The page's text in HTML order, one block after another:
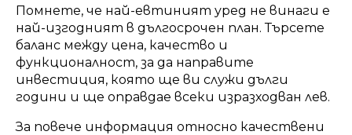
Помнете, че най-евтиният уред не винаги е
най-изгодният в дългосрочен план. Търсете
баланс между цена, качество и
функционалност, за да направите
инвестиция, която ще ви служи дълги
години и ще оправдае всеки изразходван лев.
За повече информация относно качествени